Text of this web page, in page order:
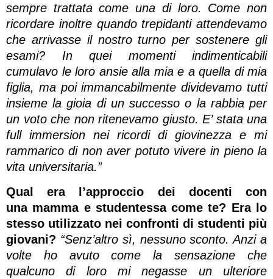
sempre trattata come una di loro. Come non
ricordare inoltre quando trepidanti attendevamo
che arrivasse il nostro turno per sostenere gli
esami? In quei momenti indimenticabili
cumulavo le loro ansie alla mia e a quella di mia
figlia, ma poi immancabilmente dividevamo tutti
insieme la gioia di un successo o la rabbia per
un voto che non ritenevamo giusto. E’ stata una
full immersion nei ricordi di giovinezza e mi
rammarico di non aver potuto vivere in pieno la
vita universitaria.”
Qual era l’approccio dei docenti con
una mamma e studentessa come te? Era lo
stesso utilizzato nei confronti di studenti più
giovani? “Senz’altro sì, nessuno sconto. Anzi a
volte ho avuto come la sensazione che
qualcuno di loro mi negasse un ulteriore